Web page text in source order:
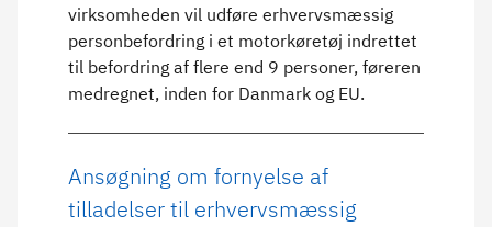
virksomheden vil udføre erhvervsmæssig
personbefordring i et motorkøretøj indrettet
til befordring af flere end 9 personer, føreren
medregnet, inden for Danmark og EU.
Ansøgning om fornyelse af
tilladelser til erhvervsmæssig